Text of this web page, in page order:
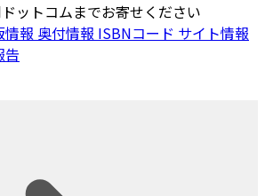
ットコムまでお寄せください
情報 奥付情報 ISBNコード サイト情報
告